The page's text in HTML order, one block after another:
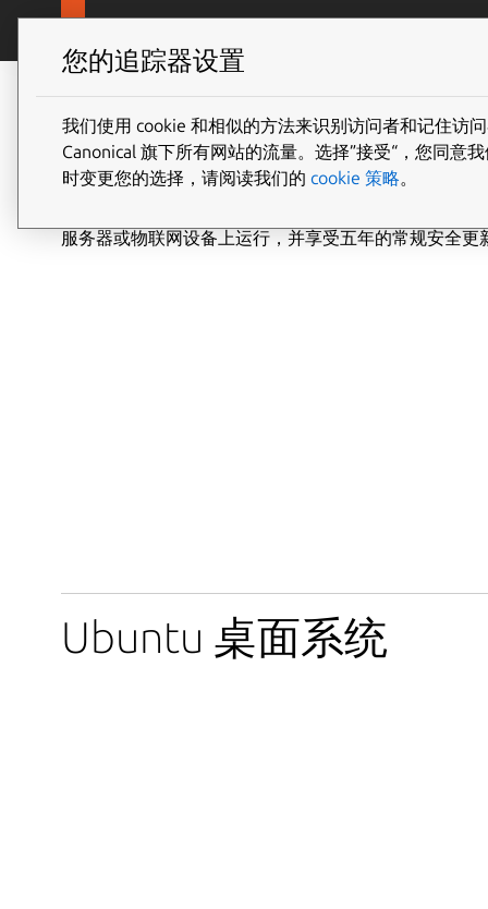
Jump to
Ubuntu 下载
服务器或物联网设备上运行，并享受五年的常规安全更
Ubuntu 桌面系统
您的追踪器设置
我们使用 cookie 和相似的方法来识别访问者和记住访
Canonical 旗下所有网站的流量。选择”接受“，您同意
时变更您的选择，请阅读我们的 cookie 策略。